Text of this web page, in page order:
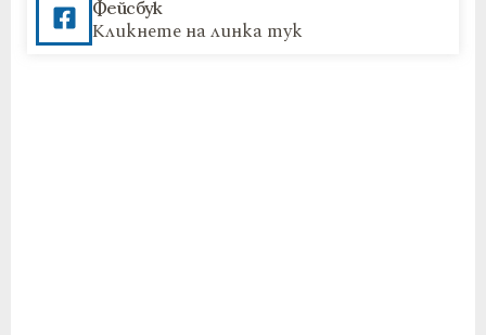
Фейсбук
Кликнете на линка тук